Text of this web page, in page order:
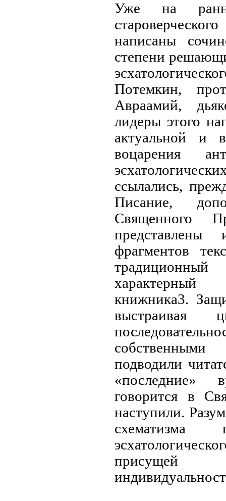
Уже на
написаны
степени
Потемкин,
Авраамий,
лидеры этого
актуальной и
воцарения
ссылались,
Писание,
Священного
представлены
фрагментов
характерный
книжника3.
подводили
«последние»
говорится в
наступили.
схематизма
присущей